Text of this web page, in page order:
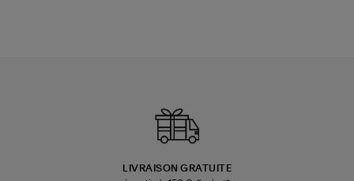
LIVRAISON GRATUITE